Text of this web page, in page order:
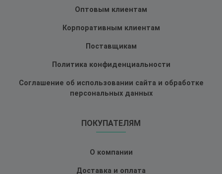
Оптовым клиентам
Корпоративным клиентам
Поставщикам
Политика конфиденциальности
Соглашение об использовании сайта и обработке
персональных данных
ПОКУПАТЕЛЯМ
О компании
Доставка и оплата